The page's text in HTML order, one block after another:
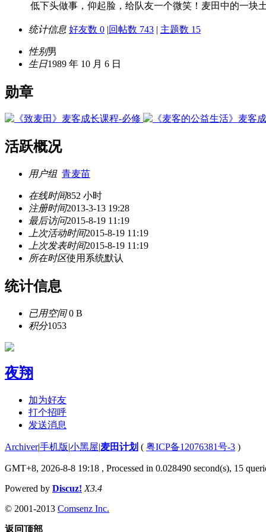
低下头做事，仰起脸，给队友一个微笑！麦田中的一块
统计信息 好友数 0 |回帖数 743 | 主题数 15
性别男
生日1989 年 10 月 6 日
勋章
活跃概况
用户组 青麦苗
在线时间852 小时
注册时间2013-3-13 19:28
最后访问2015-8-19 11:19
上次活动时间2015-8-19 11:19
上次发表时间2015-8-19 11:19
所在时区使用系统默认
统计信息
已用空间0 B
积分1053
夜翔
加为好友
打个招呼
发送消息
Archiver|手机版|小黑屋|麦田计划 ( 粤ICP备12076381号-3 )
GMT+8, 2026-8-8 19:18 , Processed in 0.028490 second(s), 15
Powered by Discuz! X3.4
© 2001-2013 Comsenz Inc.
返回顶部